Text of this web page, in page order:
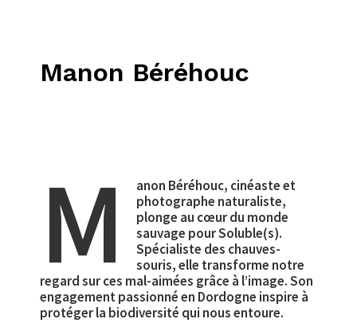
Manon Béréhouc
M
anon Béréhouc, cinéaste et
photographe naturaliste,
plonge au cœur du monde
sauvage pour Soluble(s).
Spécialiste des chauves-
souris, elle transforme notre
regard sur ces mal-aimées grâce à l’image. Son
engagement passionné en Dordogne inspire à
protéger la biodiversité qui nous entoure.